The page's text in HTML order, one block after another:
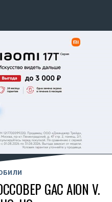
GAC AION V.